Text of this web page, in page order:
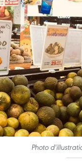
Photo